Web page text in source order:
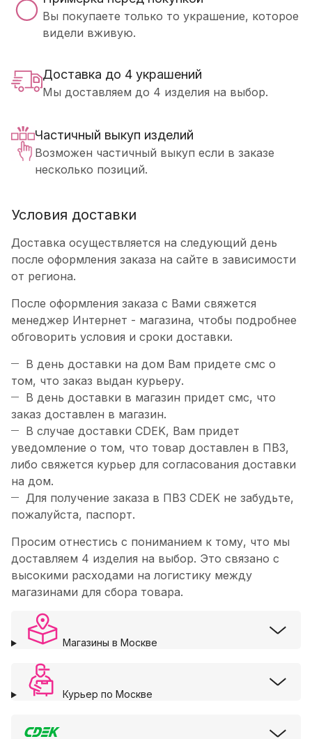
Вы покупаете только то украшение, которое
видели вживую.
Доставка до 4 украшений
Мы доставляем до 4 изделия на выбор.
Частичный выкуп изделий
Возможен частичный выкуп если в заказе
несколько позиций.
Условия доставки
Доставка осуществляется на следующий день
после оформления заказа на сайте в зависимости
от региона.
После оформления заказа с Вами свяжется
менеджер Интернет - магазина, чтобы подробнее
обговорить условия и сроки доставки.
В день доставки на дом Вам придете смс о
том, что заказ выдан курьеру.
В день доставки в магазин придет смс, что
заказ доставлен в магазин.
В случае доставки CDEK, Вам придет
уведомление о том, что товар доставлен в ПВЗ,
либо свяжется курьер для согласования доставки
на дом.
Для получение заказа в ПВЗ CDEK не забудьте,
пожалуйста, паспорт.
Просим отнестись с пониманием к тому, что мы
доставляем 4 изделия на выбор. Это связано с
высокими расходами на логистику между
магазинами для сбора товара.
Магазины в Москве
Курьер по Москве